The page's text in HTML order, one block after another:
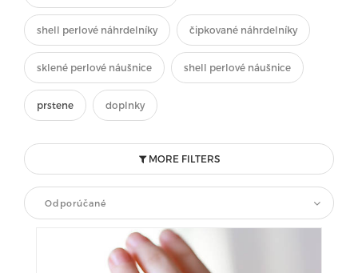
shell perlové náhrdelníky čipkované náhrdelníky
sklené perlové náušnice shell perlové náušnice
prstene doplnky
MORE FILTERS
Odporúčané